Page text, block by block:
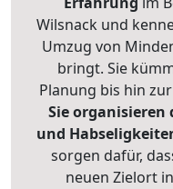
Wilsnack und
Umzug von
bringt. Sie
Planung bis hin
Sie organisieren
und
sorgen dafür,
neuen Zielort